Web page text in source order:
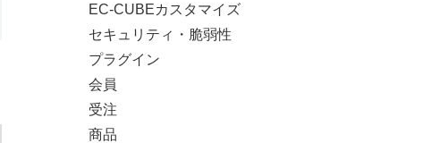
EC-CUBEカスタマイズ
セキュリティ・脆弱性
プラグイン
会員
受注
商品